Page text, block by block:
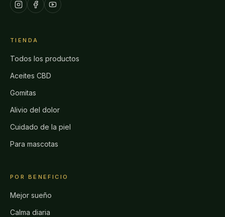
TIENDA
Todos los productos
Aceites CBD
Gomitas
Alivio del dolor
Cuidado de la piel
Para mascotas
POR BENEFICIO
Mejor sueño
Calma diaria